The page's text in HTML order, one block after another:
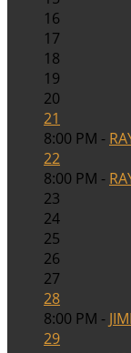
16
17
18
19
20
21
8:00 PM -
22
8:00 PM -
23
24
25
26
27
28
8:00 PM -
29